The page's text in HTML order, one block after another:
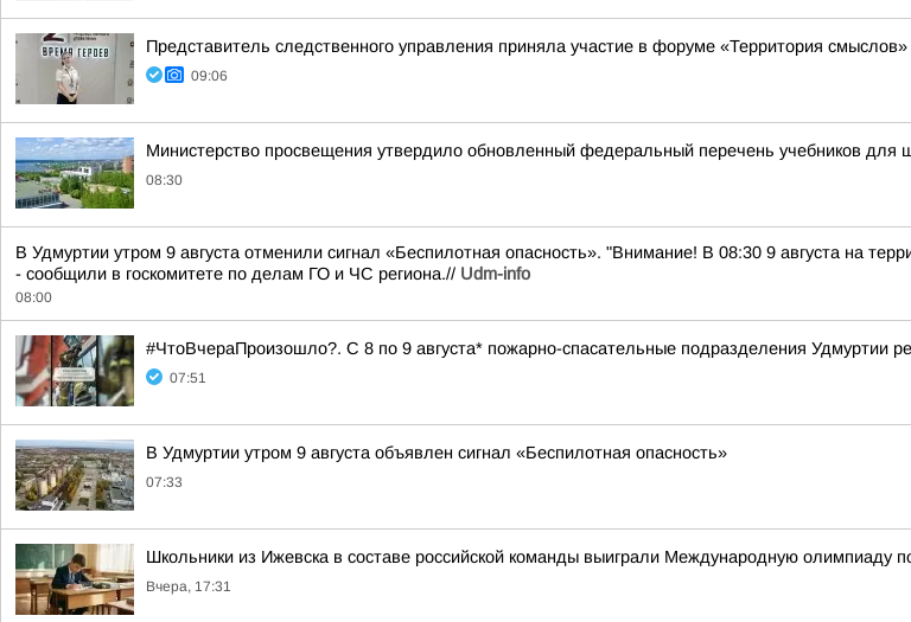
Представитель следственного управления приняла участие в форуме «Территория смыслов»
09:06
Министерство просвещения утвердило обновленный федеральный перечень учебников для
08:30
В Удмуртии утром 9 августа отменили сигнал «Беспилотная опасность». "Внимание! В 08:30 9 августа на
- сообщили в госкомитете по делам ГО и ЧС региона.// Udm-info
08:00
#ЧтоВчераПроизошло?. С 8 по 9 августа* пожарно-спасательные подразделения Удмуртии
07:51
В Удмуртии утром 9 августа объявлен сигнал «Беспилотная опасность»
07:33
Школьники из Ижевска в составе российской команды выиграли Международную олимпиаду
Вчера, 17:31